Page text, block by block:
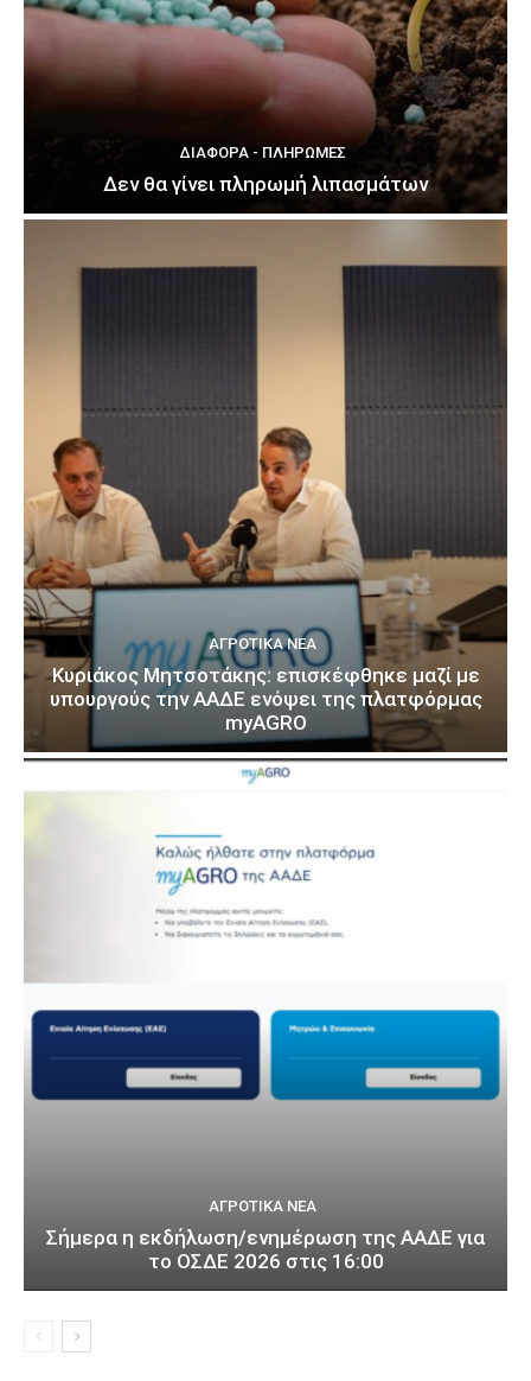
ΔΙΆΦΟΡΑ - ΠΛΗΡΩΜΈΣ
Δεν θα γίνει πληρωμή λιπασμάτων
ΑΓΡΟΤΙΚΆ ΝΈΑ
Κυριάκος Μητσοτάκης: επισκέφθηκε μαζί με
υπουργούς την ΑΑΔΕ ενόψει της πλατφόρμας
myAGRO
ΑΓΡΟΤΙΚΆ ΝΈΑ
Σήμερα η εκδήλωση/ενημέρωση της ΑΑΔΕ για
το ΟΣΔΕ 2026 στις 16:00